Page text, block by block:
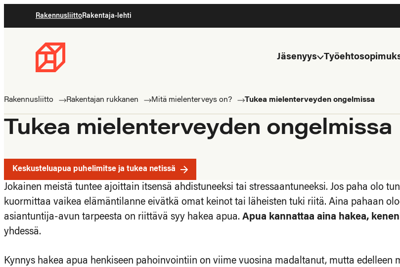
suoraan
RakennusliittoRakentaja-lehti
Rakennusliitto
ammattilaisten
Jäsenyys
Rakennusliitto Rakentajan rukkanen Mitä mielenterveys on? Tukea mielenterveyden ongelmissa
Tukea mielenterveyden ongelmissa
Keskusteluapua puhelimitse ja tukea netissä
Jokainen meistä tuntee ajoittain itsensä ahdistuneeksi tai stressaantuneeksi. Jos paha olo
kuormittaa vaikea elämäntilanne eivätkä omat keinot tai läheisten tuki riitä. Aina pahaan
asiantuntija-avun tarpeesta on riittävä syy hakea apua. Apua kannattaa aina hakea,
yhdessä.
Kynnys hakea apua henkiseen pahoinvointiin on viime vuosina madaltanut, mutta